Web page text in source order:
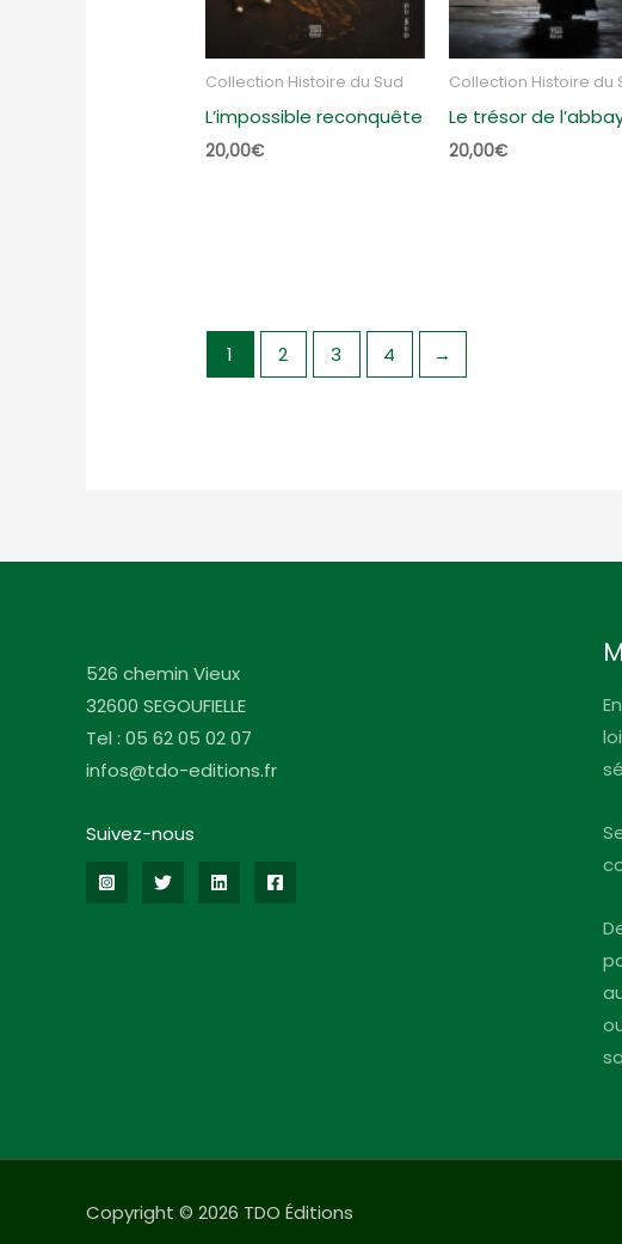
Collection Histoire du Sud
L’impossible reconquête
20,00€
Collection Histoire du
Le trésor de
20,00€
1 2 3 4 →
526 chemin Vieux
32600 SEGOUFIELLE
Tel : 05 62 05 02 07
infos@tdo-editions.fr
Suivez-nous
Copyright © 2026 TDO Éditions